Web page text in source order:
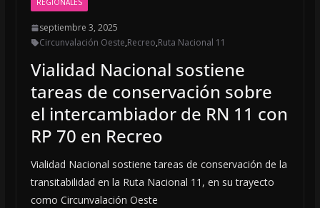
REGIONALES
septiembre 3, 2025
Circunvalación Oeste,Recreo,Ruta Nacional 11
Vialidad Nacional sostiene
tareas de conservación sobre
el intercambiador de RN 11 con
RP 70 en Recreo
Vialidad Nacional sostiene tareas de conservación de la
transitabilidad en la Ruta Nacional 11, en su trayecto
como Circunvalación Oeste